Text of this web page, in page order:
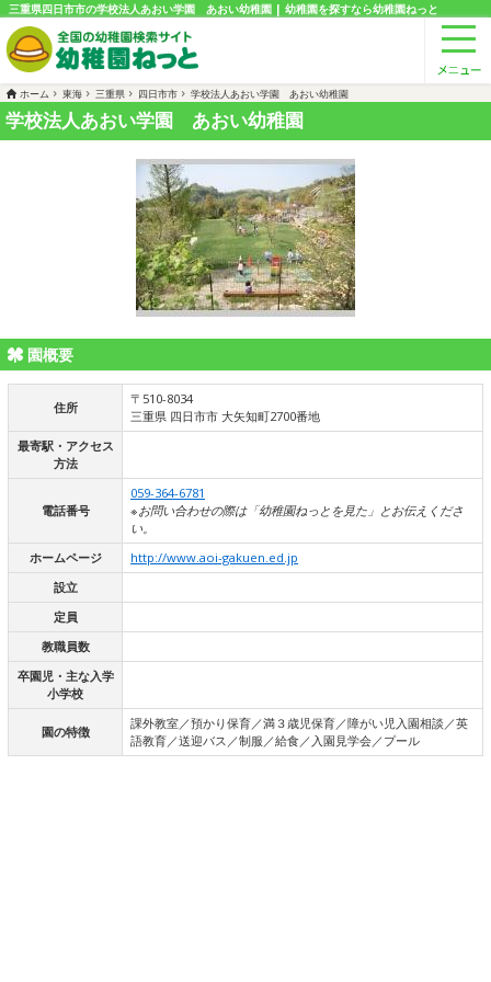
三重県四日市市の学校法人あおい学園 あおい幼稚園 | 幼稚園を探すなら幼稚園ねっと
ホーム 東海 三重県 四日市市 学校法人あおい学園 あおい幼稚園
学校法人あおい学園 あおい幼稚園
園概要
住所
〒510-8034
三重県 四日市市 大矢知町2700番地
最寄駅・アクセス
方法
電話番号
059-364-6781
※お問い合わせの際は「幼稚園ねっとを見た」とお伝えくださ
い。
ホームページ
http://www.aoi-gakuen.ed.jp
設立
定員
教職員数
卒園児・主な入学
小学校
園の特徴
課外教室／預かり保育／満３歳児保育／障がい児入園相談／英
語教育／送迎バス／制服／給食／入園見学会／プール